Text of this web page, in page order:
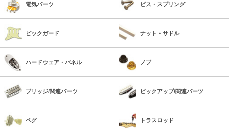
電気パーツ ビス・スプリング
ピックガード ナット・サドル
ハードウェア・パネル ノブ
ブリッジ/関連パーツ ピックアップ/関連パーツ
ペグ トラスロッド